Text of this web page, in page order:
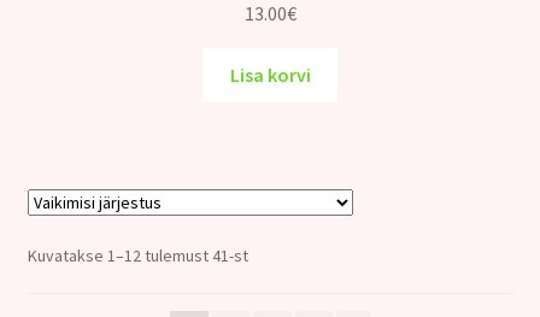
13.00€
Lisa korvi
Kuvatakse 1–12 tulemust 41-st